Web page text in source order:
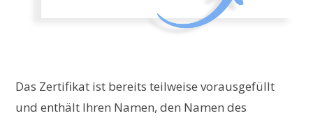
Das Zertifikat ist bereits teilweise vorausgefüllt
und enthält Ihren Namen, den Namen des